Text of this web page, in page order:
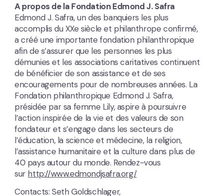
A propos de la Fondation Edmond J. Safra
Edmond J. Safra, un des banquiers les plus
accomplis du XXe siècle et philanthrope confirmé,
a créé une importante fondation philanthropique
afin de s’assurer que les personnes les plus
démunies et les associations caritatives continuent
de bénéficier de son assistance et de ses
encouragements pour de nombreuses années. La
Fondation philanthropique Edmond J. Safra,
présidée par sa femme Lily, aspire à poursuivre
l’action inspirée de la vie et des valeurs de son
fondateur et s’engage dans les secteurs de
l’éducation, la science et médecine, la religion,
l’assistance humanitaire et la culture dans plus de
40 pays autour du monde. Rendez-vous
sur http://www.edmondjsafra.org/
Contacts: Seth Goldschlager,